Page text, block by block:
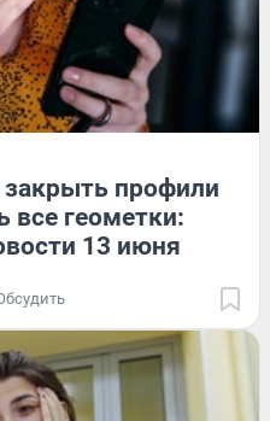
профили
все геометки:
13 июня